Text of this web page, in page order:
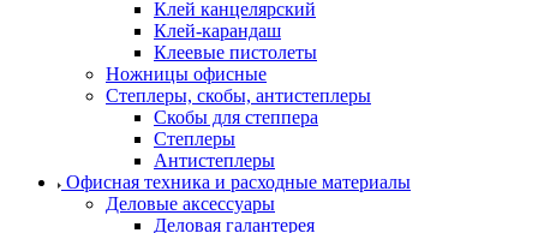
Клей канцелярский
Клей-карандаш
Клеевые пистолеты
Ножницы офисные
Степлеры, скобы, антистеплеры
Скобы для степпера
Степлеры
Антистеплеры
Офисная техника и расходные материалы
Деловые аксессуары
Деловая галантерея